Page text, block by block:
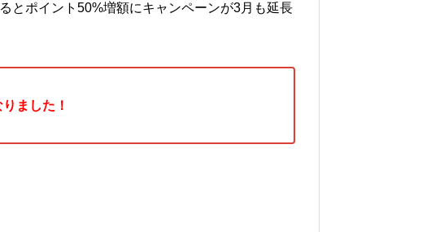
とポイント50%増額にキャンペーンが3月も延長
ました！